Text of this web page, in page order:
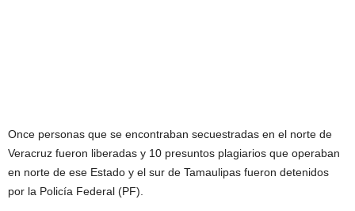
Once personas que se encontraban secuestradas en el norte de
Veracruz fueron liberadas y 10 presuntos plagiarios que operaban
en norte de ese Estado y el sur de Tamaulipas fueron detenidos
por la Policía Federal (PF).